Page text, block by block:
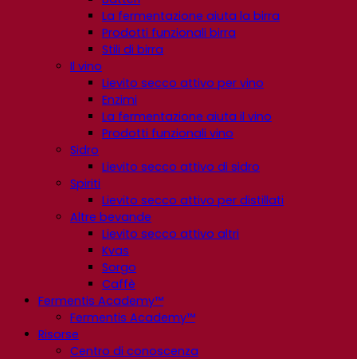
La fermentazione aiuta la birra
Prodotti funzionali birra
Stili di birra
Il vino
Lievito secco attivo per vino
Enzimi
La fermentazione aiuta il vino
Prodotti funzionali vino
Sidro
Lievito secco attivo di sidro
Spiriti
Lievito secco attivo per distillati
Altre bevande
Lievito secco attivo altri
Kvas
Sorgo
Caffè
Fermentis Academy™
Fermentis Academy™
Risorse
Centro di conoscenza